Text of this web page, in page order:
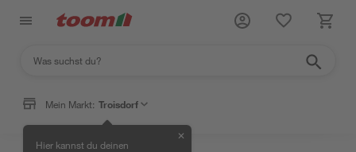
Mein Markt: Troisdorf
Hier kannst du deinen
✕